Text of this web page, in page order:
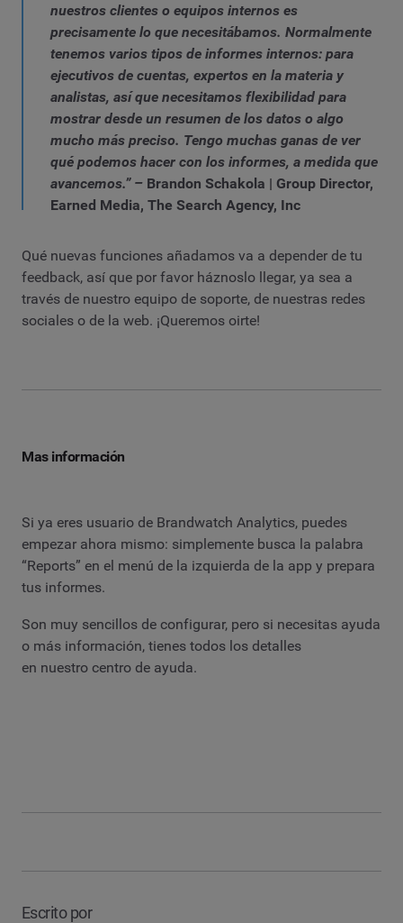
nuestros clientes o equipos internos es
precisamente lo que necesitábamos. Normalmente
tenemos varios tipos de informes internos: para
ejecutivos de cuentas, expertos en la materia y
analistas, así que necesitamos flexibilidad para
mostrar desde un resumen de los datos o algo
mucho más preciso. Tengo muchas ganas de ver
qué podemos hacer con los informes, a medida que
avancemos.” – Brandon Schakola | Group Director,
Earned Media, The Search Agency, Inc
Qué nuevas funciones añadamos va a depender de tu
feedback, así que por favor háznoslo llegar, ya sea a
través de nuestro equipo de soporte, de nuestras redes
sociales o de la web. ¡Queremos oirte!
Mas información
Si ya eres usuario de Brandwatch Analytics, puedes
empezar ahora mismo: simplemente busca la palabra
“Reports” en el menú de la izquierda de la app y prepara
tus informes.
Son muy sencillos de configurar, pero si necesitas ayuda
o más información, tienes todos los detalles
en nuestro centro de ayuda.
Escrito por